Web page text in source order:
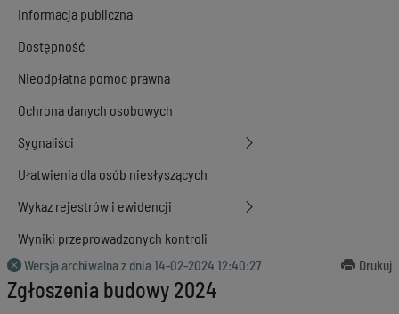
Informacja publiczna
Dostępność
Nieodpłatna pomoc prawna
Ochrona danych osobowych
Sygnaliści
Ułatwienia dla osób niesłyszących
Wykaz rejestrów i ewidencji
Wyniki przeprowadzonych kontroli
Wersja archiwalna z dnia 14-02-2024 12:40:27 Drukuj
Zgłoszenia budowy 2024